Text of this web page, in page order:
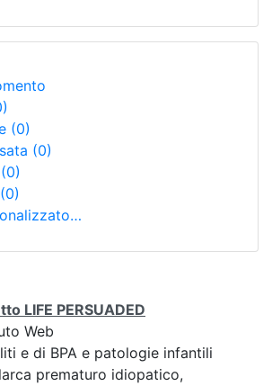
(0)
(0)
(0)
(0)
LIFE PERSUADED
Web
e di BPA e patologie infantili
prematuro idiopatico,